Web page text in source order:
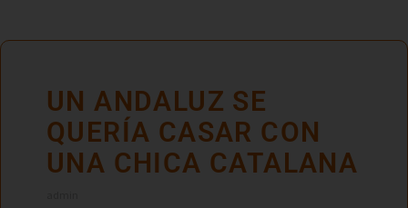
UN ANDALUZ SE
QUERÍA CASAR CON
UNA CHICA CATALANA